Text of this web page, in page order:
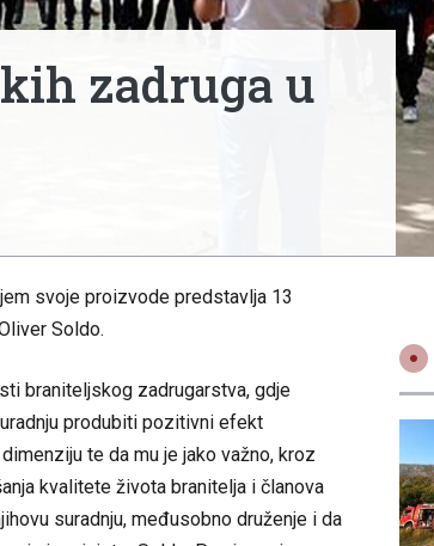
zadruga u
svoje proizvode predstavlja 13
Soldo.
braniteljskog zadrugarstva, gdje
produbiti pozitivni efekt
te da mu je jako važno, kroz
kvalitete života branitelja i članova
suradnju, međusobno druženje i da